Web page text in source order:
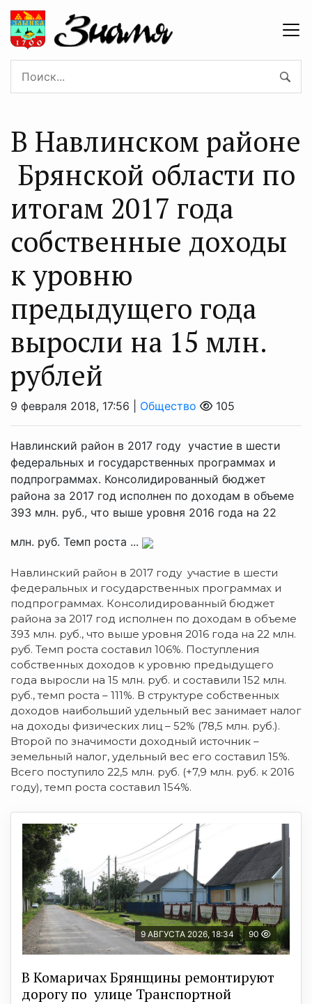
В Навлинском районе
Брянской области по
итогам 2017 года
собственные доходы
к уровню
предыдущего года
выросли на 15 млн.
рублей
9 февраля 2018, 17:56 | Общество 105
Навлинский район в 2017 году участие в шести
федеральных и государственных программах и
подпрограммах. Консолидированный бюджет
района за 2017 год исполнен по доходам в объеме
393 млн. руб., что выше уровня 2016 года на 22
млн. руб. Темп роста ...
Навлинский район в 2017 году участие в шести
федеральных и государственных программах и
подпрограммах. Консолидированный бюджет
района за 2017 год исполнен по доходам в объеме
393 млн. руб., что выше уровня 2016 года на 22 млн.
руб. Темп роста составил 106%. Поступления
собственных доходов к уровню предыдущего
года выросли на 15 млн. руб. и составили 152 млн.
руб., темп роста – 111%. В структуре собственных
доходов наибольший удельный вес занимает налог
на доходы физических лиц – 52% (78,5 млн. руб.).
Второй по значимости доходный источник –
земельный налог, удельный вес его составил 15%.
Всего поступило 22,5 млн. руб. (+7,9 млн. руб. к 2016
году), темп роста составил 154%.
9 АВГУСТА 2026, 18:34 90
В Комаричах Брянщины ремонтируют
дорогу по улице Транспортной